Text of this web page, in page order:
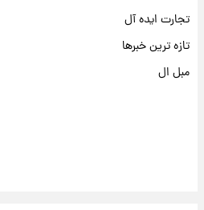
تجارت ایده آل
تازه ترین خبرها
مبل ال